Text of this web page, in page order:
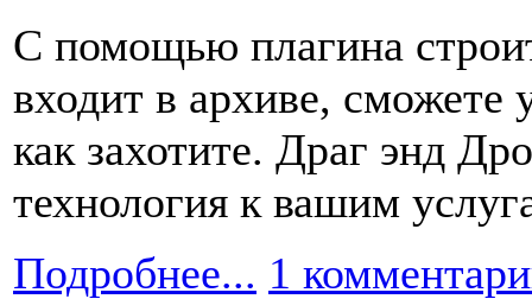
С помощью плагина
входит в архиве, сможете
как захотите. Драг энд
технология к вашим
Подробнее... 1